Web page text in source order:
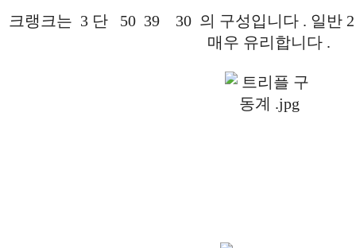
크랭크는 3 단 50 39 30 의 구성입니다 . 일반
매우 유리합니다 .